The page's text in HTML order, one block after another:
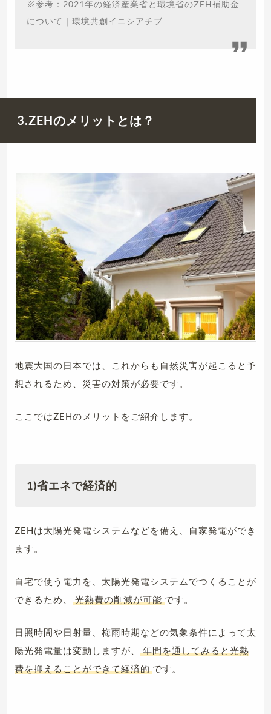
※参考： 2021年の経済産業省と環境省のZEH補助金
について｜環境共創イニシアチブ
3.ZEHのメリットとは？
地震大国の日本では、これからも自然災害が起こると予
想されるため、災害の対策が必要です。
ここではZEHのメリットをご紹介します。
1)省エネで経済的
ZEHは太陽光発電システムなどを備え、自家発電ができ
ます。
自宅で使う電力を、太陽光発電システムでつくることが
できるため、
光熱費の削減が可能 です。
日照時間や日射量、梅雨時期などの気象条件によって太
陽光発電量は変動しますが、
年間を通してみると光熱
費を抑えることができて経済的 です。